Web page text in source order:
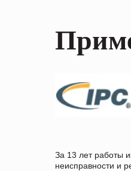
За 13 лет работы
неисправности и